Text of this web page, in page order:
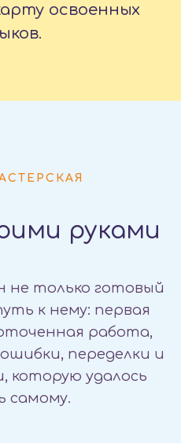
освоенных
руками
не только готовый
к нему: первая
работа,
переделки и
которую удалось
самому.